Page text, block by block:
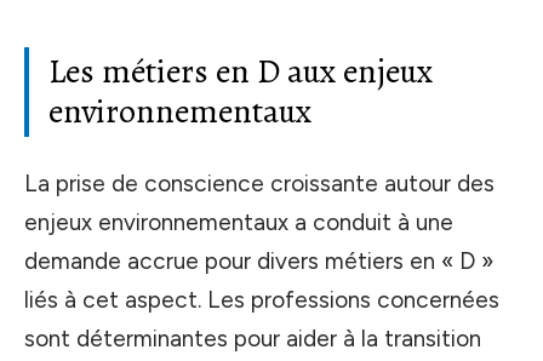
Les métiers en D aux enjeux
environnementaux
La prise de conscience croissante autour des
enjeux environnementaux a conduit à une
demande accrue pour divers métiers en « D »
liés à cet aspect. Les professions concernées
sont déterminantes pour aider à la transition